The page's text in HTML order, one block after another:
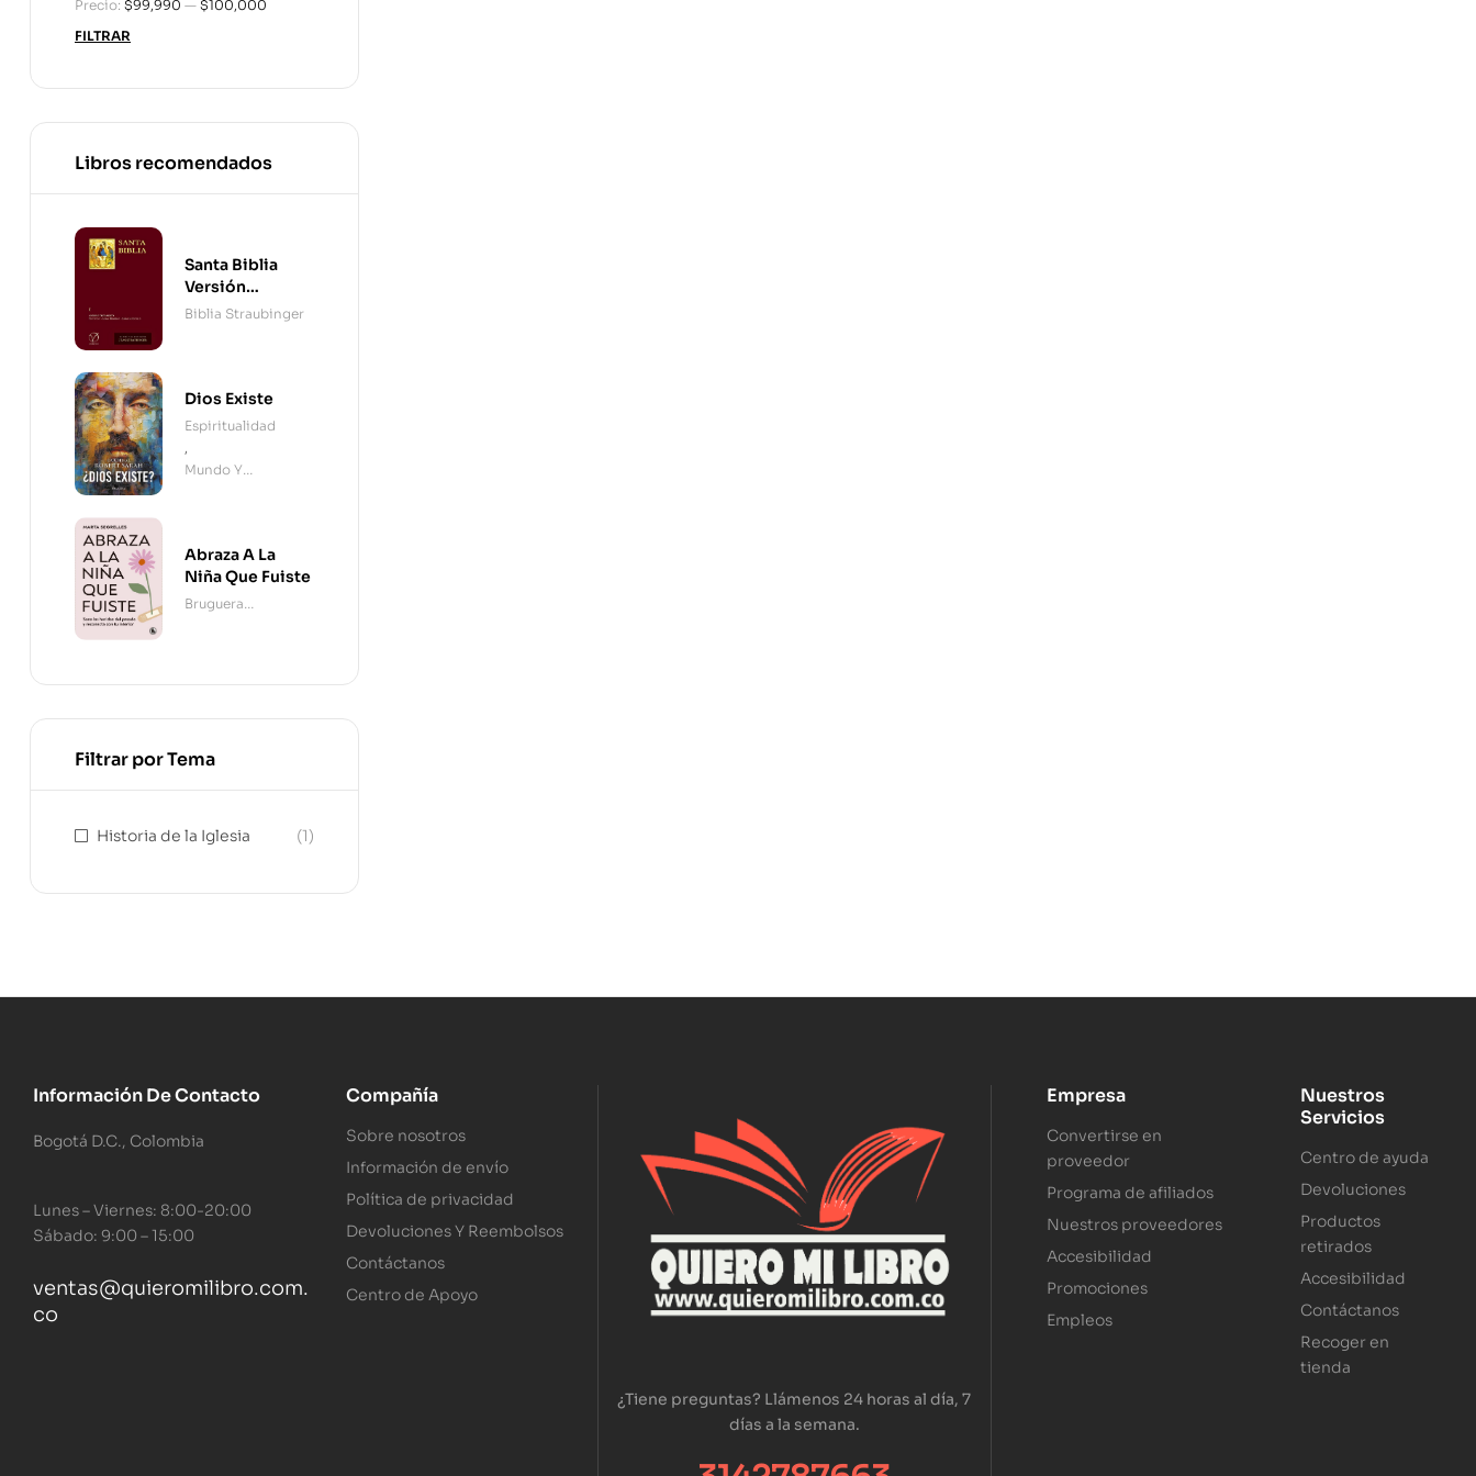
FILTRAR
Precio: $99,990 — $100,000
Libros recomendados
Santa Biblia
Versión
Straubinger - 2
Biblia Straubinger
Dios Existe
Espiritualidad
,
Mundo Y
Abraza A La
Niña Que Fuiste
Bruguera
Filtrar por Tema
Historia de la Iglesia (1)
Información De Contacto
Bogotá D.C., Colombia
Lunes – Viernes: 8:00-20:00
Sábado: 9:00 – 15:00
ventas@quieromilibro.com.
co
Compañía
Sobre nosotros
Información de envío
Política de privacidad
Devoluciones Y Reembolsos
Contáctanos
Centro de Apoyo
¿Tiene preguntas? Llámenos 24 horas al día, 7
días a la semana.
Empresa
Convertirse en
proveedor
Programa de afiliados
Nuestros proveedores
Accesibilidad
Promociones
Empleos
Nuestros
Servicios
Centro de ayuda
Devoluciones
Productos
retirados
Accesibilidad
Contáctanos
Recoger en
tienda